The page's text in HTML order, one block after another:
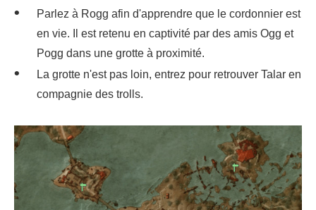
Parlez à Rogg afin d'apprendre que le cordonnier est
en vie. Il est retenu en captivité par des amis Ogg et
Pogg dans une grotte à proximité.
La grotte n'est pas loin, entrez pour retrouver Talar en
compagnie des trolls.